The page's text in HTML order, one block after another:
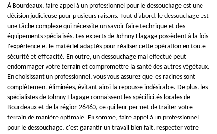
À Bourdeaux, faire appel à un professionnel pour le dessouchage est une
décision judicieuse pour plusieurs raisons. Tout d'abord, le dessouchage est
une tâche complexe qui nécessite un savoir-faire technique et des
équipements spécialisés. Les experts de Johnny Elagage possèdent à la fois
l'expérience et le matériel adaptés pour réaliser cette opération en toute
sécurité et efficacité. En outre, un dessouchage mal effectué peut
endommager votre terrain et compromettre la santé des autres végétaux.
En choisissant un professionnel, vous vous assurez que les racines sont
complètement éliminées, évitant ainsi la repousse indésirable. De plus, les
spécialistes de Johnny Elagage connaissent les spécificités locales de
Bourdeaux et de la région 26460, ce qui leur permet de traiter votre
terrain de manière optimale. En somme, faire appel à un professionnel
pour le dessouchage, c'est garantir un travail bien fait, respecter votre